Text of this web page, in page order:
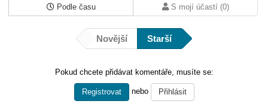
Podle času
S mojí účastí (0)
Novější Starší
Pokud chcete přidávat komentáře, musíte se:
Registrovat nebo Přihlásit